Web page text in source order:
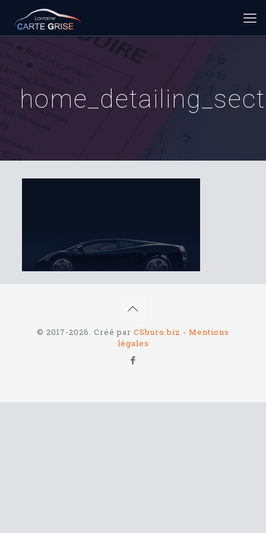
© 2017-2026. Créé par CSburo.biz - Mentions
légales